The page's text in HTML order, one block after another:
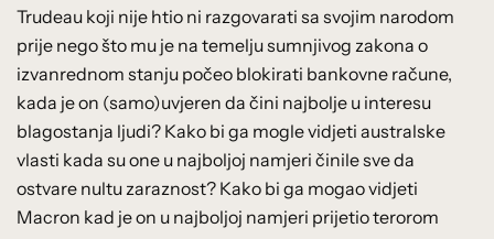
Trudeau koji nije htio ni razgovarati sa svojim narodom
prije nego što mu je na temelju sumnjivog zakona o
izvanrednom stanju počeo blokirati bankovne račune,
kada je on (samo)uvjeren da čini najbolje u interesu
blagostanja ljudi? Kako bi ga mogle vidjeti australske
vlasti kada su one u najboljoj namjeri činile sve da
ostvare nultu zaraznost? Kako bi ga mogao vidjeti
Macron kad je on u najboljoj namjeri prijetio terorom